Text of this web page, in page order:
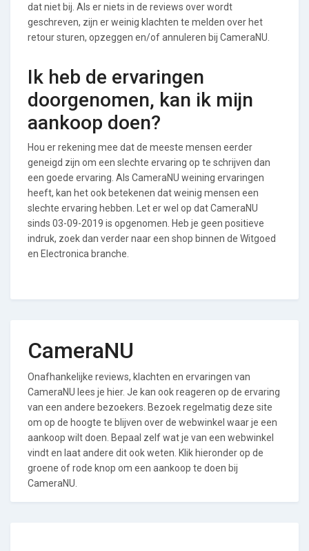
dat niet bij. Als er niets in de reviews over wordt
geschreven, zijn er weinig klachten te melden over het
retour sturen, opzeggen en/of annuleren bij CameraNU.
Ik heb de ervaringen
doorgenomen, kan ik mijn
aankoop doen?
Hou er rekening mee dat de meeste mensen eerder
geneigd zijn om een slechte ervaring op te schrijven dan
een goede ervaring. Als CameraNU weining ervaringen
heeft, kan het ook betekenen dat weinig mensen een
slechte ervaring hebben. Let er wel op dat CameraNU
sinds 03-09-2019 is opgenomen. Heb je geen positieve
indruk, zoek dan verder naar een shop binnen de Witgoed
en Electronica branche.
CameraNU
Onafhankelijke reviews, klachten en ervaringen van
CameraNU lees je hier. Je kan ook reageren op de ervaring
van een andere bezoekers. Bezoek regelmatig deze site
om op de hoogte te blijven over de webwinkel waar je een
aankoop wilt doen. Bepaal zelf wat je van een webwinkel
vindt en laat andere dit ook weten. Klik hieronder op de
groene of rode knop om een aankoop te doen bij
CameraNU.